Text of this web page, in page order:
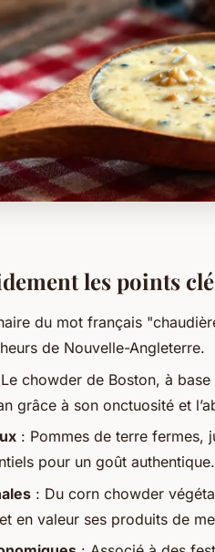
les points
du mot français
de Nouvelle-Angleterre.
chowder de Boston, à
grâce à son onctuosité et
: Pommes de terre fermes,
pour un goût authentique.
: Du corn chowder
en valeur ses produits de